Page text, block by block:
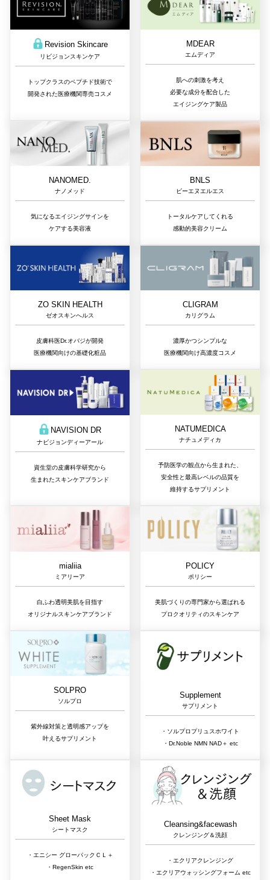
Revision Skincare
リビジョンスキンケア
トップクラスのペプチド技術で
開発された医療機関専売コスメ
MDEAR
エムディア
肌への刺激を考え
必要な成分を配合した
エイジングケア製品
NANOMED.
ナノメッド
気になるエイジングサインを
ケアする美容液
BNLS
ビーエヌエルエス
トータルケアしてくれる
感動的美容クリーム
ZO SKIN HEALTH
ゼオスキンへルス
皮膚科医Dr.オバジが開発
医療機関向けの基礎化粧品
CLIGRAM
カリグラム
濃厚かつシンプルな
医療機関向け高濃度コスメ
NAVISION DR
ナビジョンディーアール
資生堂の皮膚科学研究から
生まれたスキンケアブランド
NATUMEDICA
ナチュメディカ
予防医学の観点から生まれた、
安全性と最高レベルの品質を
維持するサプリメント
mialiia
ミアリーア
白ふわ透明美肌を目指す
オリジナルスキンケアブランド
POLICY
ポリシー
美肌づくりの専門家から選ばれる
プロクオリティのスキンケア
SOLPRO
ソルプロ
紫外線対策と透明感アップを
叶えるサプリメント
Supplement
サプリメント
・ソルプロプリュスホワイト
・Dr.Noble NMN NAD＋ etc
Sheet Mask
シートマスク
・エニシー グローパックＣＬ＋
・RegenSkin etc
Cleansing&facewash
クレンジング＆洗顔
・エクリアクレンジング
・エクリアウォッシングフォーム etc